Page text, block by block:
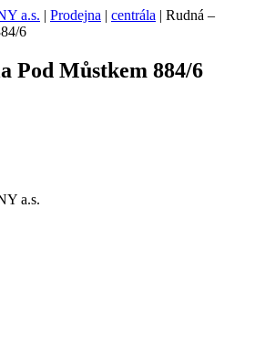
a.s. | Prodejna | centrála | Rudná –
6
Pod Můstkem 884/6
a.s.